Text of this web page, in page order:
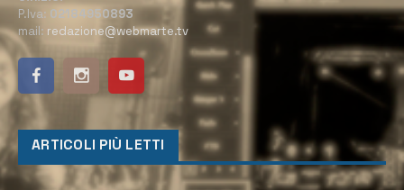
P.Iva: 02184950893
mail: redazione@webmarte.tv
ARTICOLI PIÙ LETTI